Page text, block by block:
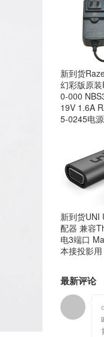
新到货
幻彩版原
0-000
19V 1.6A
5-0245电
新到货UNI
配器 兼容
电3端口
本接投影
最新评论